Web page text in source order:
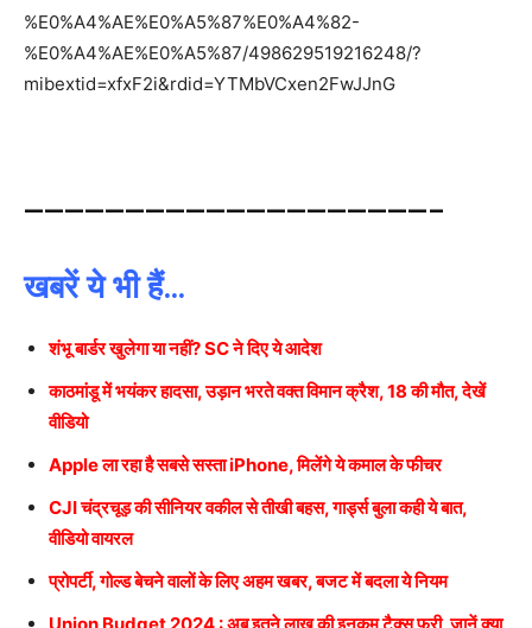
%E0%A4%AE%E0%A5%87%E0%A4%82-
%E0%A4%AE%E0%A5%87/498629519216248/?
mibextid=xfxF2i&rdid=YTMbVCxen2FwJJnG
————————————————————–
खबरें ये भी हैं…
शंभू बार्डर खुलेगा या नहीं? SC ने दिए ये आदेश
काठमांडू में भयंकर हादसा, उड़ान भरते वक्त विमान क्रैश, 18 की मौत, देखें
वीडियो
Apple ला रहा है सबसे सस्ता iPhone, मिलेंगे ये कमाल के फीचर
CJI चंद्रचूड़ की सीनियर वकील से तीखी बहस, गार्ड्स बुला कही ये बात,
वीडियो वायरल
प्रोपर्टी, गोल्ड बेचने वालों के लिए अहम खबर, बजट में बदला ये नियम